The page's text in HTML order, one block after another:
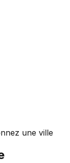
une ville